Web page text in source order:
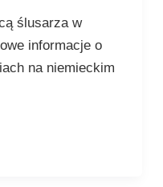
ślusarza w
informacje o
na niemieckim